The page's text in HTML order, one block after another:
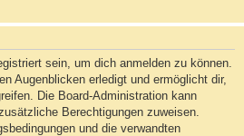
sein, um dich anmelden zu können.
Augenblicken erledigt und ermöglicht dir,
Die Board-Administration kann
Berechtigungen zuweisen.
und die verwandten